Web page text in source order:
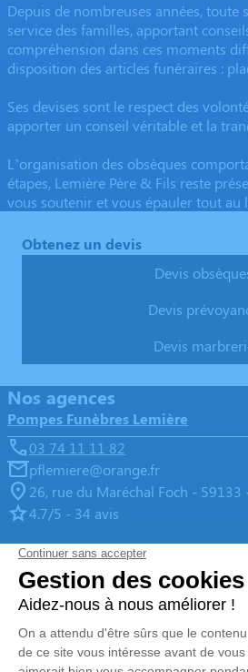
Depuis de nombreuses années, toute
service des familles, apportant
compréhension dans ces moments
disposition des articles funéraires :
Ses devises sont le respect des
apporter un conseil véritable et la
L’organisation des obsèques
étapes, Lemière Père & Fils reste
vous soutenir et vous épauler tout au
Obtenez un devis
Devis
Devis
Devis
Nos agences
Pompes Funèbres Lemière
03 74 11 11 82
pflemiere@orange.fr
26, rue du Maréchal Foch - 59133
4.7/5 - 34 avis
Pompes Funèbres & Marbrerie
03 67 80 47 72
pflemiere@orange.fr
5/5 - 4 avis
Nos Services